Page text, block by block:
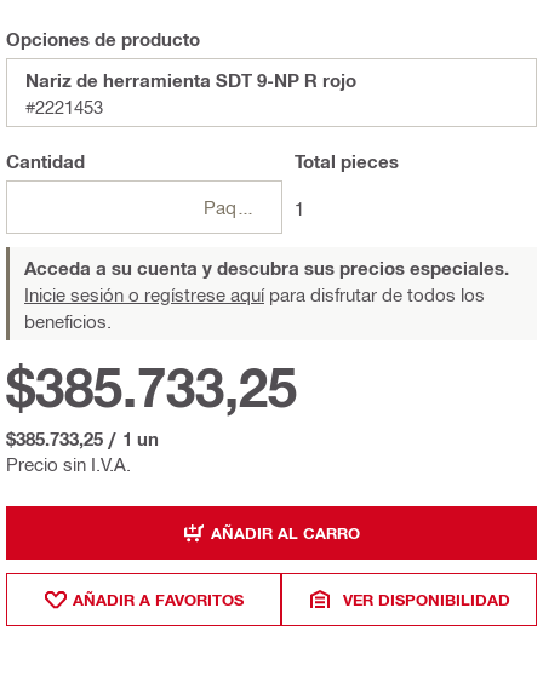
Opciones de producto
Nariz de herramienta SDT 9-NP R rojo
#2221453
Cantidad Total pieces
1
Acceda a su cuenta y descubra sus precios especiales.
Inicie sesión o regístrese aquípara disfrutar de todos los
beneficios.
Precio sin I.V.A.
$385.733,25
$385.733,25 / 1 un
AÑADIR AL CARRO
AÑADIR A FAVORITOS VER DISPONIBILIDAD